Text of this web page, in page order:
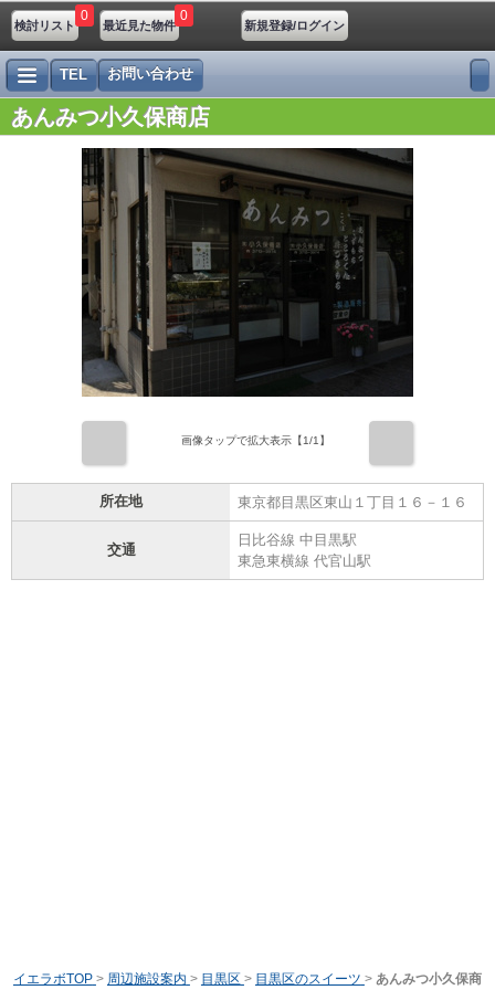
検討リスト
0
最近見た物件
0
新規登録/ログイン
TEL お問い合わせ
あんみつ小久保商店
画像タップで拡大表示【1/1】
所在地 東京都目黒区東山１丁目１６－１６
交通
日比谷線 中目黒駅
東急東横線 代官山駅
イエラボTOP > 周辺施設案内 > 目黒区 > 目黒区のスイーツ > あんみつ小久保商